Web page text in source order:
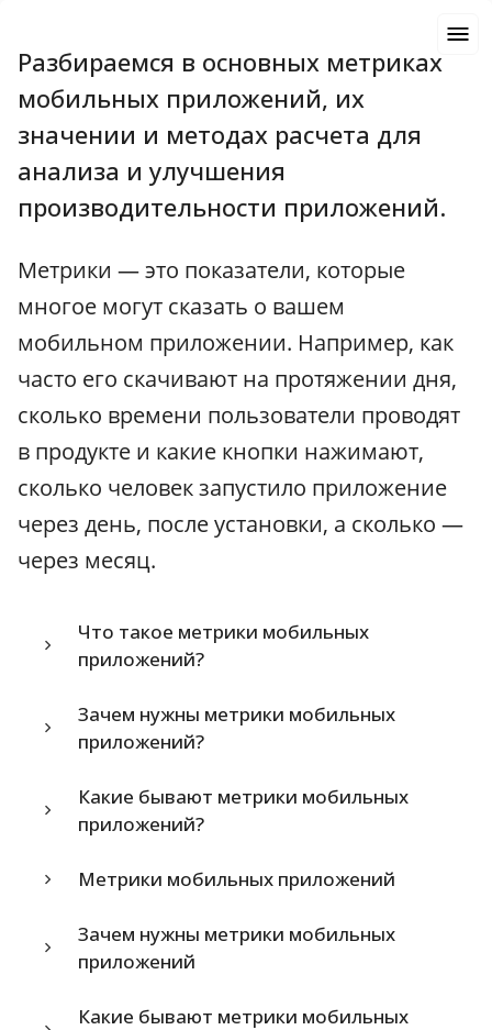
Разбираемся в основных метриках
мобильных приложений, их
значении и методах расчета для
анализа и улучшения
производительности приложений.
Метрики — это показатели, которые
многое могут сказать о вашем
мобильном приложении. Например, как
часто его скачивают на протяжении дня,
сколько времени пользователи проводят
в продукте и какие кнопки нажимают,
сколько человек запустило приложение
через день, после установки, а сколько —
через месяц.
Что такое метрики мобильных
приложений?
Зачем нужны метрики мобильных
приложений?
Какие бывают метрики мобильных
приложений?
Метрики мобильных приложений
Зачем нужны метрики мобильных
приложений
Какие бывают метрики мобильных